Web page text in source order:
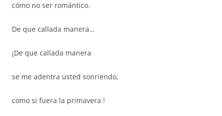
cómo no ser romántico.
De que callada manera…
¡De que callada manera
se me adentra usted sonriendo,
como si fuera la primavera !